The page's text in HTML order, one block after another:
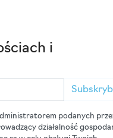
i
podanych
działalność